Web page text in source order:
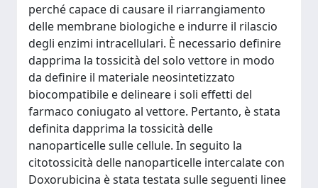
perché capace di causare il riarrangiamento
delle membrane biologiche e indurre il rilascio
degli enzimi intracellulari. È necessario definire
dapprima la tossicità del solo vettore in modo
da definire il materiale neosintetizzato
biocompatibile e delineare i soli effetti del
farmaco coniugato al vettore. Pertanto, è stata
definita dapprima la tossicità delle
nanoparticelle sulle cellule. In seguito la
citotossicità delle nanoparticelle intercalate con
Doxorubicina è stata testata sulle seguenti linee